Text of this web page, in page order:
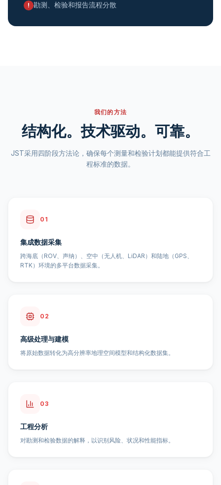
! 勘测、检验和报告流程分散
我们的方法
结构化。技术驱动。可靠。
JST采用四阶段方法论，确保每个测量和检验计划都能提供符合工
程标准的数据。
01
集成数据采集
跨海底（ROV、声纳）、空中（无人机、LiDAR）和陆地（GPS、
RTK）环境的多平台数据采集。
02
高级处理与建模
将原始数据转化为高分辨率地理空间模型和结构化数据集。
03
工程分析
对勘测和检验数据的解释，以识别风险、状况和性能指标。